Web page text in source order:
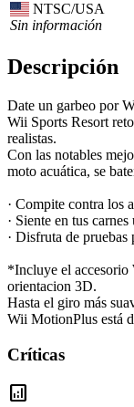
NTSC/USA
Sin información
Descripción
Date un garbeo por
Wii Sports Resort
realistas.
Con las notables
moto acuática, se
· Compite contra los
· Siente en tus
· Disfruta de
*Incluye el accesorio
orientacion 3D.
Hasta el giro más
Wii MotionPlus está
Críticas
analytics